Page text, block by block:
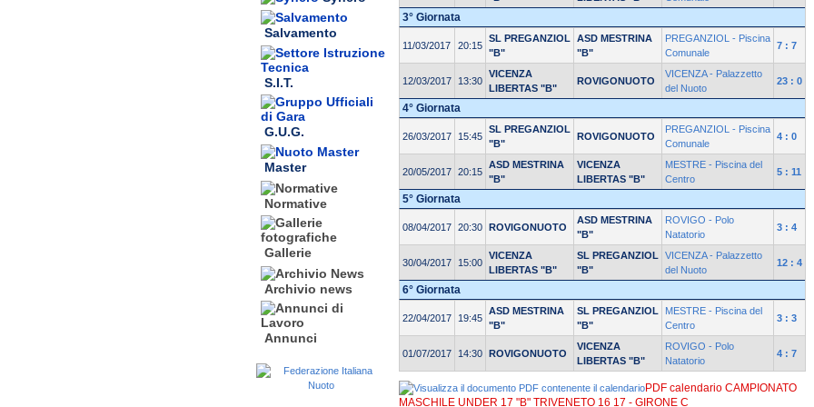
Salvamento
S.I.T.
G.U.G.
Master
Normative
Gallerie
Archivio news
Annunci
3° Giornata
11/03/2017 20:15
SL PREGANZIOL
"B"
ASD MESTRINA
"B"
PREGANZIOL - Piscina
Comunale
7 : 7
12/03/2017 13:30
VICENZA
LIBERTAS "B"
ROVIGONUOTO
VICENZA - Palazzetto
del Nuoto
23 : 0
4° Giornata
26/03/2017 15:45
SL PREGANZIOL
"B"
ROVIGONUOTO
PREGANZIOL - Piscina
Comunale
4 : 0
20/05/2017 20:15
ASD MESTRINA
"B"
VICENZA
LIBERTAS "B"
MESTRE - Piscina del
Centro
5 : 11
5° Giornata
08/04/2017 20:30 ROVIGONUOTO
ASD MESTRINA
"B"
ROVIGO - Polo
Natatorio
3 : 4
30/04/2017 15:00
VICENZA
LIBERTAS "B"
SL PREGANZIOL
"B"
VICENZA - Palazzetto
del Nuoto
12 : 4
6° Giornata
22/04/2017 19:45
ASD MESTRINA
"B"
SL PREGANZIOL
"B"
MESTRE - Piscina del
Centro
3 : 3
01/07/2017 14:30 ROVIGONUOTO
VICENZA
LIBERTAS "B"
ROVIGO - Polo
Natatorio
4 : 7
PDF calendario CAMPIONATO
MASCHILE UNDER 17 "B" TRIVENETO 16 17 - GIRONE C